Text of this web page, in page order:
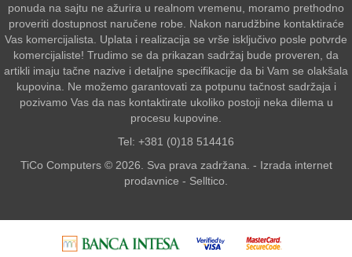
ponuda na sajtu ne ažurira u realnom vremenu, moramo prethodno
proveriti dostupnost naručene robe. Nakon narudžbine kontaktiraće
Vas komercijalista. Uplata i realizacija se vrše isključivo posle potvrde
komercijaliste! Trudimo se da prikazan sadržaj bude proveren, da
artikli imaju tačne nazive i detaljne specifikacije da bi Vam se olakšala
kupovina. Ne možemo garantovati za potpunu tačnost sadržaja i
pozivamo Vas da nas kontaktirate ukoliko postoji neka dilema u
procesu kupovine.
Tel: +381 (0)18 514416
TiCo Computers © 2026. Sva prava zadržana. - Izrada internet
prodavnice - Selltico.